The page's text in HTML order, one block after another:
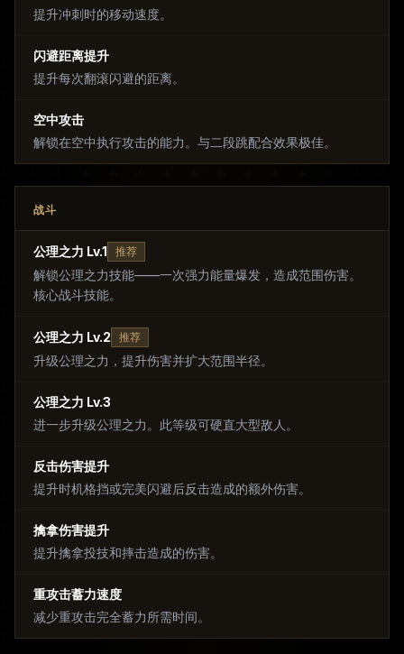
提升冲刺时的移动速度。
闪避距离提升
提升每次翻滚闪避的距离。
空中攻击
解锁在空中执行攻击的能力。与二段跳配合效果极佳。
战斗
公理之力 Lv.1 推荐
解锁公理之力技能——一次强力能量爆发，造成范围伤害。
核心战斗技能。
公理之力 Lv.2 推荐
升级公理之力，提升伤害并扩大范围半径。
公理之力 Lv.3
进一步升级公理之力。此等级可硬直大型敌人。
反击伤害提升
提升时机格挡或完美闪避后反击造成的额外伤害。
擒拿伤害提升
提升擒拿投技和摔击造成的伤害。
重攻击蓄力速度
减少重攻击完全蓄力所需时间。